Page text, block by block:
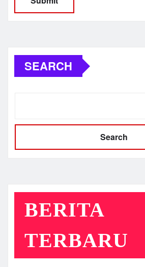
SEARCH
Search
BERITA
TERBARU